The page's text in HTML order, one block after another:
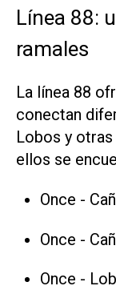
Línea 88:
ramales
La línea 88
conectan
Lobos y
ellos se
Once -
Once -
Once -